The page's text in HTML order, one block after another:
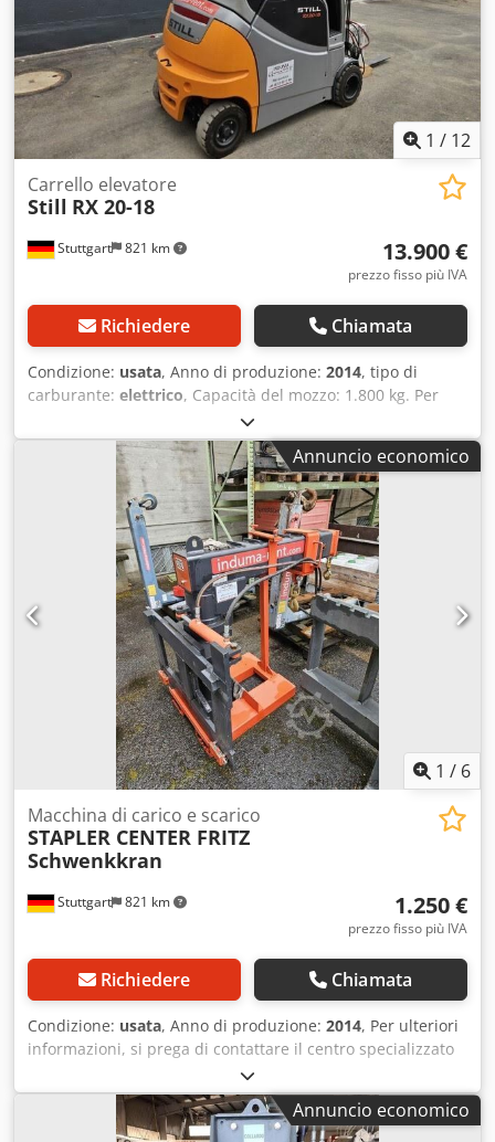
1 / 12
Stuttgart 821 km
Carrello elevatore
Still RX 20-18
13.900 €
prezzo fisso più IVA
Richiedere Chiamata
Condizione: usata, Anno di produzione: 2014, tipo di
carburante: elettrico, Capacità del mozzo: 1.800 kg. Per
ulteriori informazioni, contattare il centro di vendita di
macchinari usati. Dcjdpfxezflnhs Aqgjk DE01
Annuncio economico
1 / 6
Stuttgart 821 km
Macchina di carico e scarico
STAPLER CENTER FRITZ
Schwenkkran
1.250 €
prezzo fisso più IVA
Richiedere Chiamata
Condizione: usata, Anno di produzione: 2014, Per ulteriori
informazioni, si prega di contattare il centro specializzato
in macchinari usati. DE01 Dcsdpfxszfldpe Aqgsk
Annuncio economico